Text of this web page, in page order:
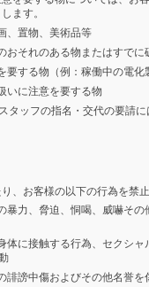
ます。
、置物、美術品等
おそれのある物またはすで
要する物（例：稼働中の電化
いに注意を要する物
タッフの指名・交代の要請
、お客様の以下の行為を禁止
暴力、脅迫、恫喝、威嚇そ
体に接触する行為、セクシ
誹謗中傷およびその他名誉